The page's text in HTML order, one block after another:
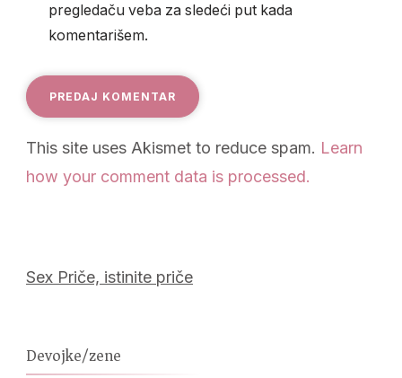
pregledaču veba za sledeći put kada
komentarišem.
This site uses Akismet to reduce spam. Learn
how your comment data is processed.
Sex Priče, istinite priče
Devojke/zene